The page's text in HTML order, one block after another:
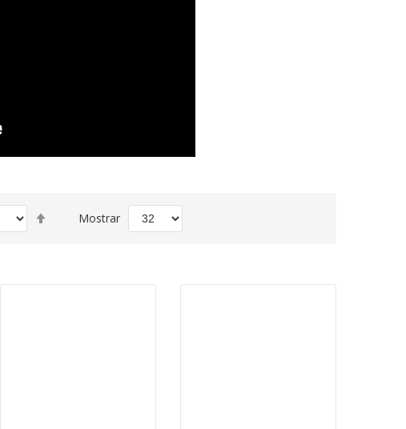
Mostrar